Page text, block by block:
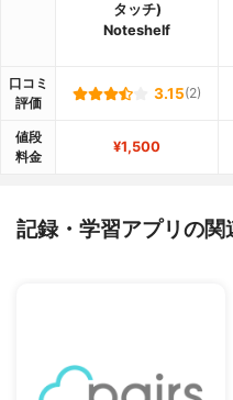
タッチ)
Noteshelf
口コミ
評価
3.15(2)
値段
料金
¥1,500
記録・学習アプリの関